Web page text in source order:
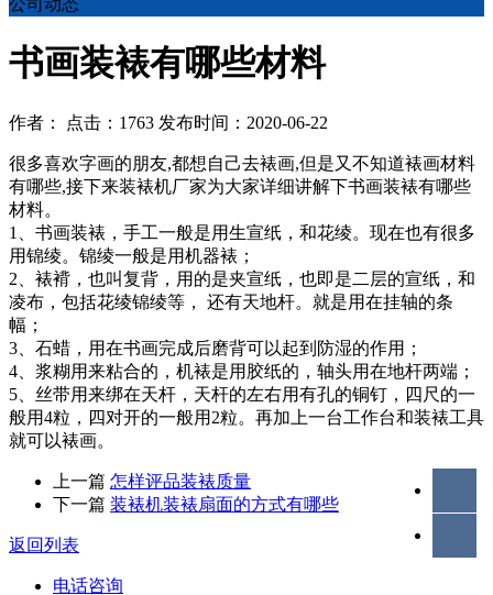
公司动态
书画装裱有哪些材料
作者： 点击：1763 发布时间：2020-06-22
很多喜欢字画的朋友,都想自己去裱画,但是又不知道裱画材料
有哪些,接下来装裱机厂家为大家详细讲解下书画装裱有哪些
材料。
1、书画装裱，手工一般是用生宣纸，和花绫。现在也有很多
用锦绫。锦绫一般是用机器裱；
2、裱褙，也叫复背，用的是夹宣纸，也即是二层的宣纸，和
凌布，包括花绫锦绫等， 还有天地杆。就是用在挂轴的条
幅；
3、石蜡，用在书画完成后磨背可以起到防湿的作用；
4、浆糊用来粘合的，机裱是用胶纸的，轴头用在地杆两端；
5、丝带用来绑在天杆，天杆的左右用有孔的铜钉，四尺的一
般用4粒，四对开的一般用2粒。再加上一台工作台和装裱工具
就可以裱画。
上一篇 怎样评品装裱质量
下一篇 装裱机装裱扇面的方式有哪些
返回列表
电话咨询